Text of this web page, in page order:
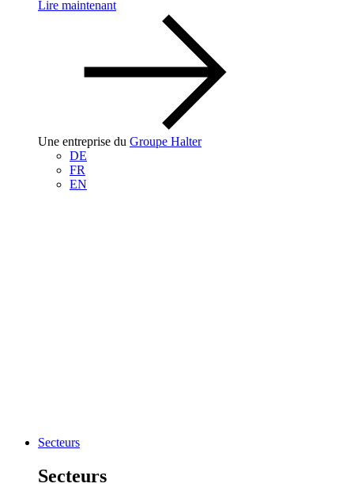
Lire maintenant
Une entreprise du Groupe Halter
DE
FR
EN
Secteurs
Secteurs